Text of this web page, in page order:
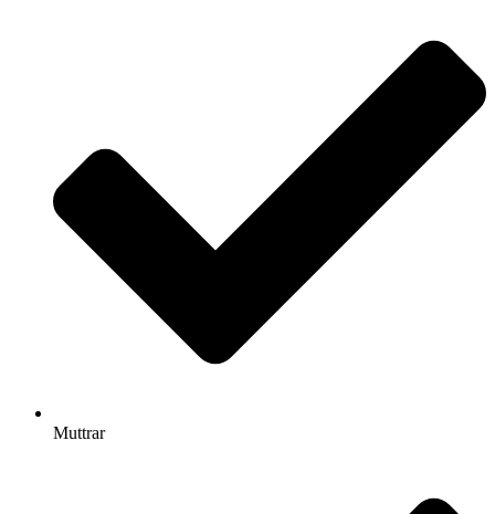
Muttrar